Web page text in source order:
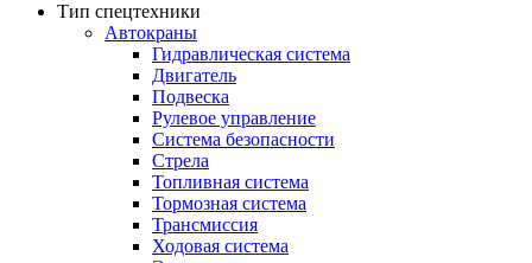
Тип спецтехники
Автокраны
Гидравлическая система
Двигатель
Подвеска
Рулевое управление
Система безопасности
Стрела
Топливная система
Тормозная система
Трансмиссия
Ходовая система